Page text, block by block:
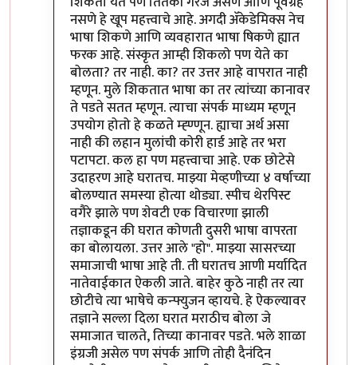
नसणे हे खूप महत्त्वाचे आहे. अगदी अ‍ॅकेडेमिक्स नेच
भाषा शिकणे आणि व्यवहारात भाषा षिकणे ह्यात
फरक आहे. संस्कृत आम्ही शिकलो पण येते का
बोलता? तर नाही. का? तर उत्तर आहे वापरात नाही
म्हणून. मुले शिकतात भाषा का तर त्यांच्या कानावर
ते पडते सतत म्हणून. त्याचा संपर्क माध्यम म्हणून
उपयोग होतो हे कळते म्ह्ण्णून. ह्याचा अर्थ असा
नाही की लहान मुलांची कोरी हार्ड आहे तर भरा
पटापटा. कल हा पण महत्त्वाचा आहे. एक छोटेसे
उदाहरण आहे घरातच. माझ्या मेव्हणीच्या ४ वर्षाच्या
बोलण्यात समस्या होत्या थोड्या. स्पीच थेरपिस्ट
वगैरे झाले पण शेवटी एक विचारणा झाली
तज्ञाकडून की घरात कोणती दुसरी भाषा वापरता
का बोलायला. उत्तर आले "हो". माझ्या सासरच्या
समाजाची भाषा आहे ती. ती घरातच आणी मर्यादित
नातेवाईकात ऐकली जाते. बाहेर कुठे नाही तर त्या
छोटीचे त्या भाषेचे कन्फ्युजन व्हायचे. हे ऐकल्यावर
तज्ञाने सल्ला दिला घरात मराठीच बोला जे
समाजात चालते, तिच्या कानावर पडते. भले शाळा
इंग्रजी असेल पण संपर्क आणि तोही दैनंदिन